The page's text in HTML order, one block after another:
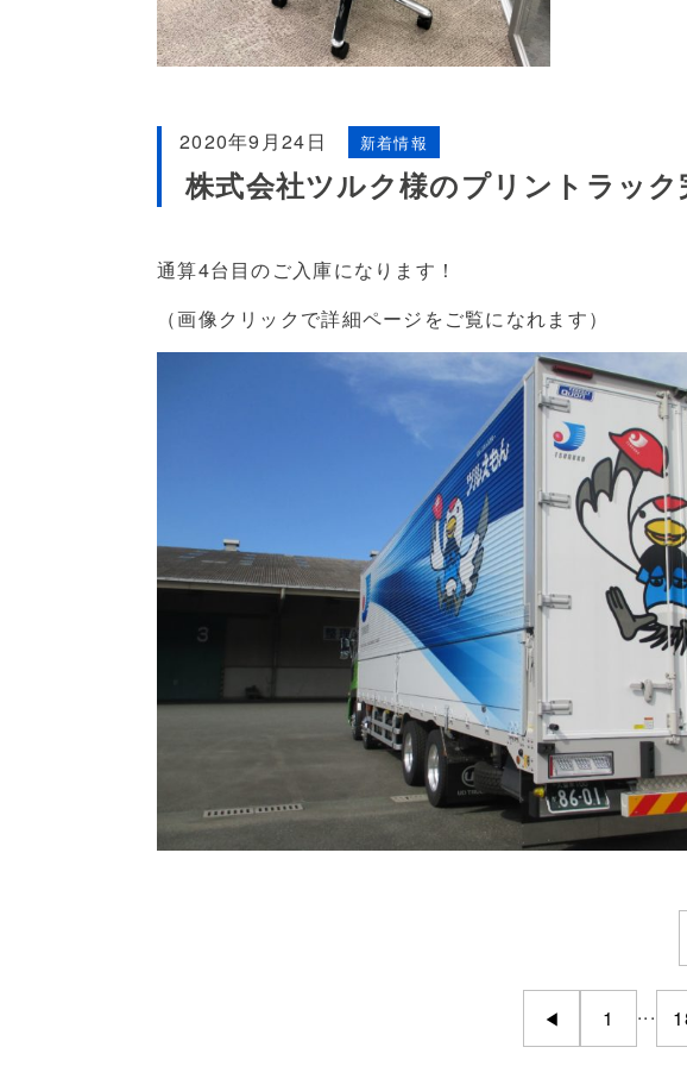
2020年9月24日 新着情報
株式会社ツルク様のプリントラック
通算4台目のご入庫になります！
（画像クリックで詳細ページをご覧になれます）
◀ 1 ...